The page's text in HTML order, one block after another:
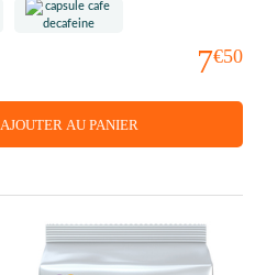
7€50
AJOUTER AU PANIER